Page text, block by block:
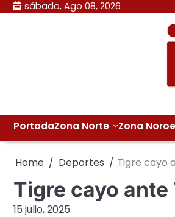
Skip sábado, Ago 08, 2026
PortadaZona Norte Zona
Home Deportes Tigre cayo
Tigre cayo ante
15 julio, 2025